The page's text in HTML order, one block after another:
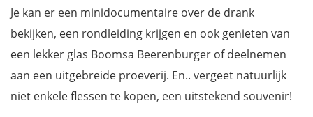
Je kan er een minidocumentaire over de drank
bekijken, een rondleiding krijgen en ook genieten van
een lekker glas Boomsa Beerenburger of deelnemen
aan een uitgebreide proeverij. En.. vergeet natuurlijk
niet enkele flessen te kopen, een uitstekend souvenir!